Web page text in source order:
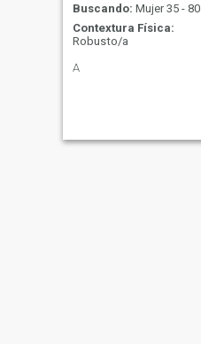
Buscando: Mujer 35 - 80
Contextura Física:
Robusto/a
A